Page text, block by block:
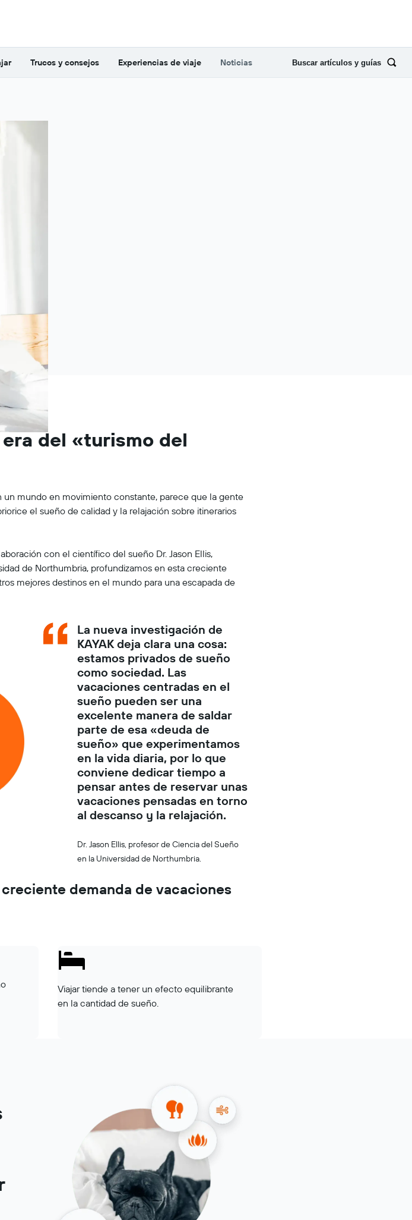
Trucos y consejos Experiencias de viaje Noticias Buscar artículos y guías
del «turismo del
un mundo en movimiento constante, parece que la gente
el sueño de calidad y la relajación sobre itinerarios
con el científico del sueño Dr. Jason Ellis,
de Northumbria, profundizamos en esta creciente
mejores destinos en el mundo para una escapada de
La nueva investigación de
KAYAK deja clara una cosa:
estamos privados de sueño
como sociedad. Las
vacaciones centradas en el
sueño pueden ser una
excelente manera de saldar
parte de esa «deuda de
sueño» que experimentamos
en la vida diaria, por lo que
conviene dedicar tiempo a
pensar antes de reservar unas
vacaciones pensadas en torno
al descanso y la relajación.
Dr. Jason Ellis, profesor de Ciencia del Sueño
en la Universidad de Northumbria.
demanda de vacaciones
Viajar tiende a tener un efecto equilibrante
en la cantidad de sueño.